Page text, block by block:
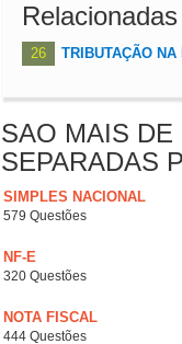
Relacionadas
26 TRIBUTAÇÃO
SAO MAIS DE
SEPARADAS
SIMPLES NACIONAL
579 Questões
NF-E
320 Questões
NOTA FISCAL
444 Questões